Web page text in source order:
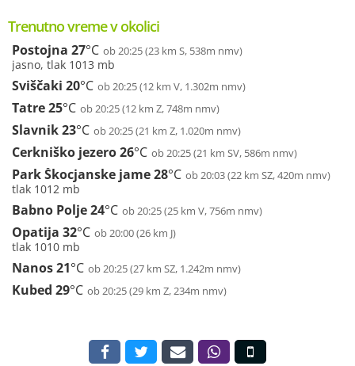
Trenutno vreme v okolici
Postojna 27°C ob 20:25 (23 km S, 538m nmv)
jasno, tlak 1013 mb
Sviščaki 20°C ob 20:25 (12 km V, 1.302m nmv)
Tatre25°C ob 20:25 (12 km Z, 748m nmv)
Slavnik23°C ob 20:25 (21 km Z, 1.020m nmv)
Cerkniško jezero26°C ob 20:25 (21 km SV, 586m nmv)
Park Škocjanske jame28°C ob 20:03 (22 km SZ, 420m nmv)
tlak 1012 mb
Babno Polje24°C ob 20:25 (25 km V, 756m nmv)
Opatija 32°C ob 20:00 (26 km J)
tlak 1010 mb
Nanos21°C ob 20:25 (27 km SZ, 1.242m nmv)
Kubed 29°C ob 20:25 (29 km Z, 234m nmv)